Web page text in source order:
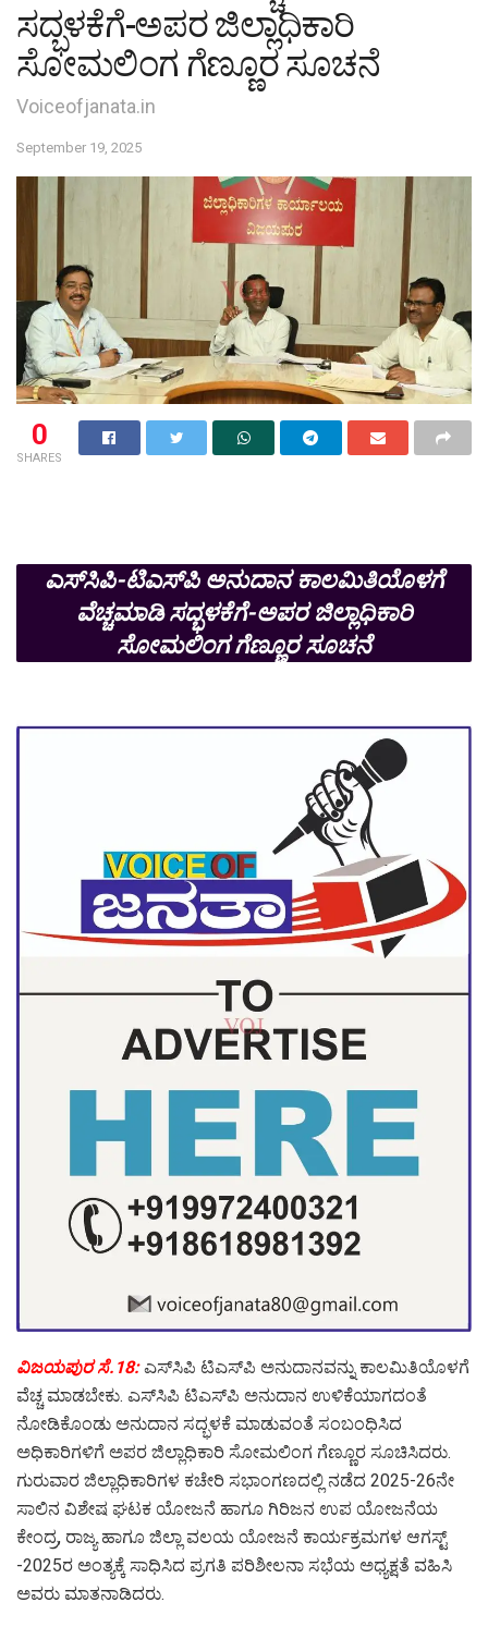
ಸದ್ಭಳಕೆಗೆ-ಅಪರ ಜಿಲ್ಲಾಧಿಕಾರಿ
ಸೋಮಲಿಂಗ ಗೆಣ್ಣೂರ ಸೂಚನೆ
Voiceofjanata.in
September 19, 2025
0
SHARES
ಎಸ್‍ಸಿಪಿ-ಟಿಎಸ್‍ಪಿ ಅನುದಾನ ಕಾಲಮಿತಿಯೊಳಗೆ
ವೆಚ್ಚಮಾಡಿ ಸದ್ಭಳಕೆಗೆ-ಅಪರ ಜಿಲ್ಲಾಧಿಕಾರಿ
ಸೋಮಲಿಂಗ ಗೆಣ್ಣೂರ ಸೂಚನೆ
ವಿಜಯಪುರ ಸೆ.18:ಎಸ್‍ಸಿಪಿ ಟಿಎಸ್‍ಪಿ ಅನುದಾನವನ್ನು ಕಾಲಮಿತಿಯೊಳಗೆ
ವೆಚ್ಚ ಮಾಡಬೇಕು. ಎಸ್‍ಸಿಪಿ ಟಿಎಸ್‍ಪಿ ಅನುದಾನ ಉಳಿಕೆಯಾಗದಂತೆ
ನೋಡಿಕೊಂಡು ಅನುದಾನ ಸದ್ಭಳಕೆ ಮಾಡುವಂತೆ ಸಂಬಂಧಿಸಿದ
ಅಧಿಕಾರಿಗಳಿಗೆ ಅಪರ ಜಿಲ್ಲಾಧಿಕಾರಿ ಸೋಮಲಿಂಗ ಗೆಣ್ಣೂರ ಸೂಚಿಸಿದರು.
ಗುರುವಾರ ಜಿಲ್ಲಾಧಿಕಾರಿಗಳ ಕಚೇರಿ ಸಭಾಂಗಣದಲ್ಲಿ ನಡೆದ 2025-26ನೇ
ಸಾಲಿನ ವಿಶೇಷ ಘಟಕ ಯೋಜನೆ ಹಾಗೂ ಗಿರಿಜನ ಉಪ ಯೋಜನೆಯ
ಕೇಂದ್ರ, ರಾಜ್ಯ ಹಾಗೂ ಜಿಲ್ಲಾ ವಲಯ ಯೋಜನೆ ಕಾರ್ಯಕ್ರಮಗಳ ಆಗಸ್ಟ್
-2025ರ ಅಂತ್ಯಕ್ಕೆ ಸಾಧಿಸಿದ ಪ್ರಗತಿ ಪರಿಶೀಲನಾ ಸಭೆಯ ಅಧ್ಯಕ್ಷತೆ ವಹಿಸಿ
ಅವರು ಮಾತನಾಡಿದರು.